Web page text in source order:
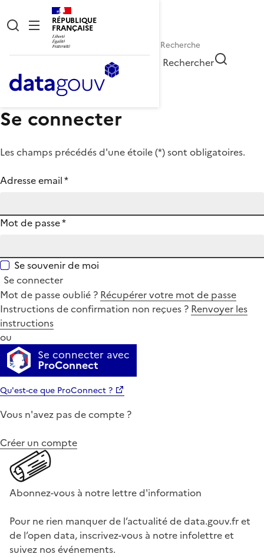
RÉPUBLIQUE
FRANÇAISE
Rechercher
Se connecter
Les champs précédés d'une étoile (*) sont obligatoires.
Adresse email*
Mot de passe*
Se souvenir de moi
Se connecter
Mot de passe oublié ? Récupérer votre mot de passe
Instructions de confirmation non reçues ? Renvoyer les
instructions
ou
Se connecter avec
ProConnect
Qu'est-ce que ProConnect ?
Vous n'avez pas de compte ?
Créer un compte
Abonnez-vous à notre lettre d'information
Pour ne rien manquer de l’actualité de data.gouv.fr et
de l’open data, inscrivez-vous à notre infolettre et
suivez nos événements.